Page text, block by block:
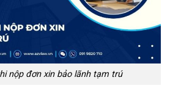
nộp đơn xin bảo lãnh tạm trú